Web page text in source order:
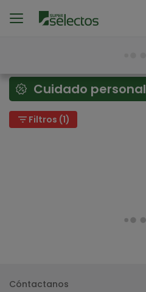
Cuidado personal
filter_list Filtros (1)
Cóntactanos